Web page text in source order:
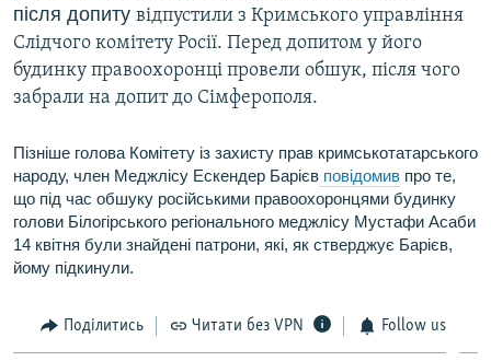
після допиту відпустили з Кримського управління
Слідчого комітету Росії. Перед допитом у його
будинку правоохоронці провели обшук, після чого
забрали на допит до Сімферополя.
Пізніше голова Комітету із захисту прав кримськотатарського
народу, член Меджлісу Ескендер Барієв повідомив про те,
що під час обшуку російськими правоохоронцями будинку
голови Білогірського регіонального меджлісу Мустафи Асаби
14 квітня були знайдені патрони, які, як стверджує Барієв,
йому підкинули.
Поділитись Читати без VPN Follow us